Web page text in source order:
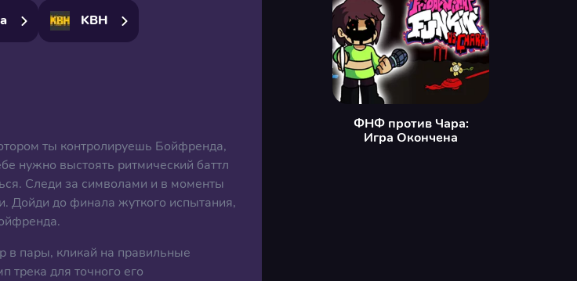
KBH
ты контролируешь Бойфренда,
нужно выстоять ритмический баттл
Следи за символами и в моменты
Дойди до финала жуткого испытания,
в пары, кликай на правильные
трека для точного его
ФНФ против Чара:
Игра Окончена